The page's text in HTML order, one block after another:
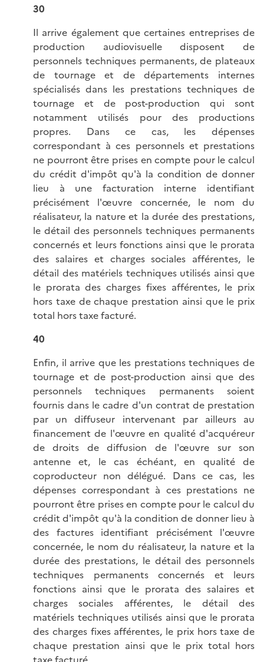
30
Il arrive également que certaines entreprises de
production audiovisuelle disposent de
personnels techniques permanents, de plateaux
de tournage et de départements internes
spécialisés dans les prestations techniques de
tournage et de post-production qui sont
notamment utilisés pour des productions
propres. Dans ce cas, les dépenses
correspondant à ces personnels et prestations
ne pourront être prises en compte pour le calcul
du crédit d'impôt qu'à la condition de donner
lieu à une facturation interne identifiant
précisément l'œuvre concernée, le nom du
réalisateur, la nature et la durée des prestations,
le détail des personnels techniques permanents
concernés et leurs fonctions ainsi que le prorata
des salaires et charges sociales afférentes, le
détail des matériels techniques utilisés ainsi que
le prorata des charges fixes afférentes, le prix
hors taxe de chaque prestation ainsi que le prix
total hors taxe facturé.
40
Enfin, il arrive que les prestations techniques de
tournage et de post-production ainsi que des
personnels techniques permanents soient
fournis dans le cadre d'un contrat de prestation
par un diffuseur intervenant par ailleurs au
financement de l'œuvre en qualité d'acquéreur
de droits de diffusion de l'œuvre sur son
antenne et, le cas échéant, en qualité de
coproducteur non délégué. Dans ce cas, les
dépenses correspondant à ces prestations ne
pourront être prises en compte pour le calcul du
crédit d'impôt qu'à la condition de donner lieu à
des factures identifiant précisément l'œuvre
concernée, le nom du réalisateur, la nature et la
durée des prestations, le détail des personnels
techniques permanents concernés et leurs
fonctions ainsi que le prorata des salaires et
charges sociales afférentes, le détail des
matériels techniques utilisés ainsi que le prorata
des charges fixes afférentes, le prix hors taxe de
chaque prestation ainsi que le prix total hors